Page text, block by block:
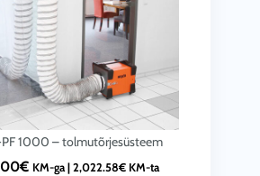
1000 – tolmutõrjesüsteem
€ KM-ga | 2,022.58€KM-ta